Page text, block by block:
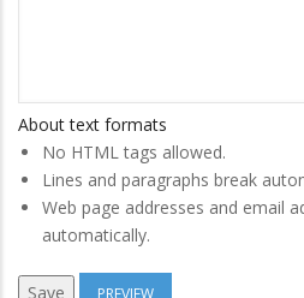
About text formats
No HTML tags allowed.
Lines and paragraphs break
Web page addresses and email
automatically.